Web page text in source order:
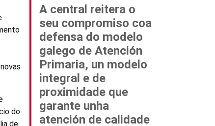
A central reitera o
seu compromiso coa
defensa do modelo
galego de Atención
Primaria, un modelo
integral e de
proximidade que
garante unha
atención de calidade
do
de